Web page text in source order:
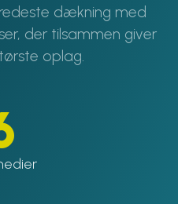
dækning med
der tilsammen giver
oplag.